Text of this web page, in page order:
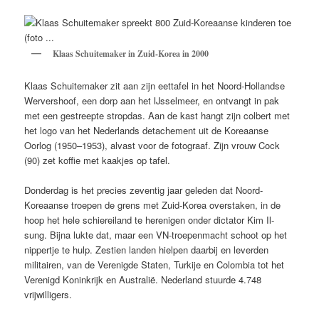
Klaas Schuitemaker in Zuid-Korea in 2000
Klaas Schuitemaker zit aan zijn eettafel in het Noord-Hollandse
Wervershoof, een dorp aan het IJsselmeer, en ontvangt in pak
met een gestreepte stropdas. Aan de kast hangt zijn colbert met
het logo van het Nederlands detachement uit de Koreaanse
Oorlog (1950–1953), alvast voor de fotograaf. Zijn vrouw Cock
(90) zet koffie met kaakjes op tafel.
Donderdag is het precies zeventig jaar geleden dat Noord-
Koreaanse troepen de grens met Zuid-Korea overstaken, in de
hoop het hele schiereiland te herenigen onder dictator Kim Il-
sung. Bijna lukte dat, maar een VN-troepenmacht schoot op het
nippertje te hulp. Zestien landen hielpen daarbij en leverden
militairen, van de Verenigde Staten, Turkije en Colombia tot het
Verenigd Koninkrijk en Australië. Nederland stuurde 4.748
vrijwilligers.